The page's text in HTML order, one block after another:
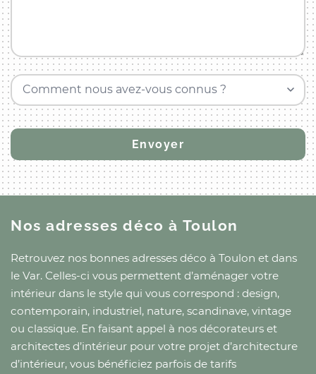
Comment nous avez-vous connus ?
Nos adresses décoà Toulon
Retrouvez nos bonnes adresses déco à Toulon et dans
le Var. Celles-ci vous permettent d’aménager votre
intérieur dans le style qui vous correspond : design,
contemporain, industriel, nature, scandinave, vintage
ou classique. En faisant appel à nos décorateurs et
architectes d’intérieur pour votre projet d’architecture
d’intérieur, vous bénéficiez parfois de tarifs